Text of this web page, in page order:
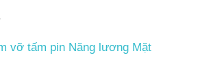
vỡ tấm pin Năng lương Mặt